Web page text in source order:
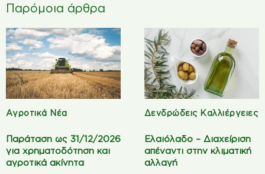
Παρόμοια άρθρα
Αγροτικά Νέα
Παράταση ως 31/12/2026
για χρηματοδότηση και
αγροτικά ακίνητα
Δενδρώδεις Καλλιέργειες
Ελαιόλαδο – Διαχείριση
απέναντι στην κλιματική
αλλαγή